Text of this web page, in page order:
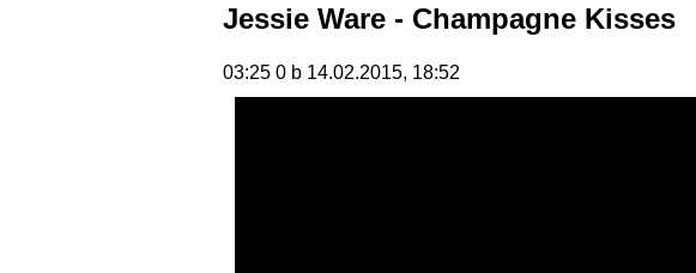
Jessie Ware - Champagne Kisses
03:25 0 b 14.02.2015, 18:52